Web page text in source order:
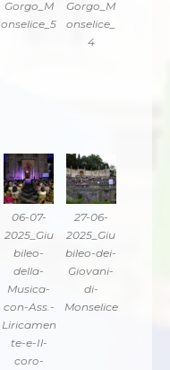
Gorgo_M
onselice_5
Gorgo_M
onselice_
4
06-07-
2025_Giu
bileo-
della-
Musica-
con-Ass.-
Liricamen
te-e-Il-
coro-
27-06-
2025_Giu
bileo-dei-
Giovani-
di-
Monselice